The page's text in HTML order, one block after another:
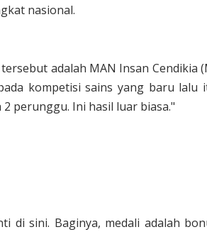
nasional.
adalah MAN Insan Cendikia
kompetisi sains yang baru lalu
perunggu. Ini hasil luar biasa."
di sini. Baginya, medali adalah